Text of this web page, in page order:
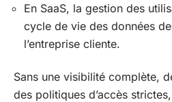
En SaaS, la gestion des
cycle de vie des données
l’entreprise cliente.
Sans une visibilité complète,
des politiques d’accès